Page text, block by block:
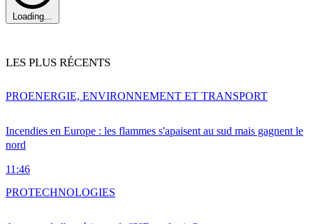
Loading...
LES PLUS RÉCENTS
Incendies en Europe : les flammes s'apaisent au sud mais gagnent le
nord
11:46
PROENERGIE, ENVIRONNEMENT ET TRANSPORT
PROTECHNOLOGIES